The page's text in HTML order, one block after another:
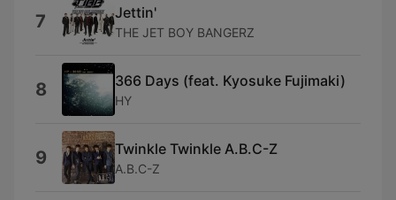
7 Jettin'
THE JET BOY BANGERZ
8 366 Days (feat. Kyosuke Fujimaki)
HY
9 Twinkle Twinkle A.B.C-Z
A.B.C-Z